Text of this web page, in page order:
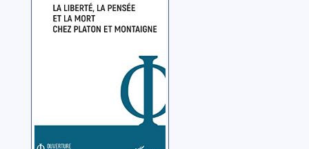
mort chez Platon
et Montaigne
Dejardin, Bertrand